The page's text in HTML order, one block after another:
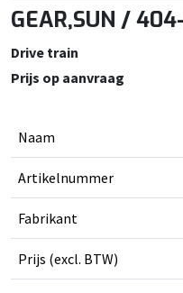
GEAR,SUN /
Drive train
Prijs op aanvraag
Naam
Artikelnummer
Fabrikant
Prijs (excl. BTW)